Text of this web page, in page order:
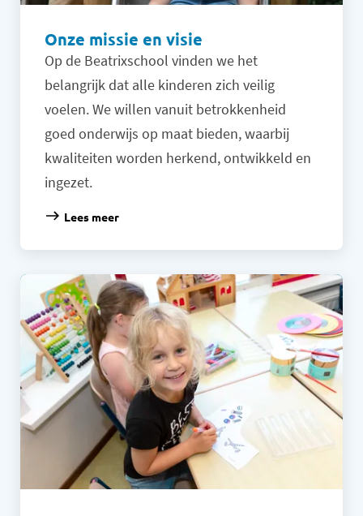
Onze missie en visie
Op de Beatrixschool vinden we het
belangrijk dat alle kinderen zich veilig
voelen. We willen vanuit betrokkenheid
goed onderwijs op maat bieden, waarbij
kwaliteiten worden herkend, ontwikkeld en
ingezet.
Lees meer